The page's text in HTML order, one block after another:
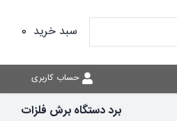
سبد خرید 0
حساب کاربری
برد دستگاه برش فلزات